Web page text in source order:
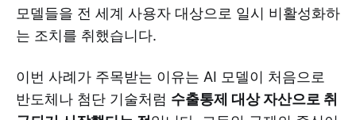
모델들을 전 세계 사용자 대상으로 일시 비활성화하
는 조치를 취했습니다.
이번 사례가 주목받는 이유는 AI 모델이 처음으로
반도체나 첨단 기술처럼 수출통제 대상 자산으로 취